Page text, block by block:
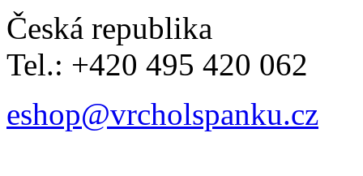
Česká republika
Tel.: +420 495 420 062
eshop@vrcholspanku.cz